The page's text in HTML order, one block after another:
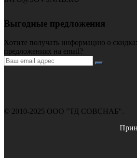
Выгодные предложения
Хотите получать информацию о
предложениях на email?
© 2010-2025 ООО "ТД СОВСНАБ".